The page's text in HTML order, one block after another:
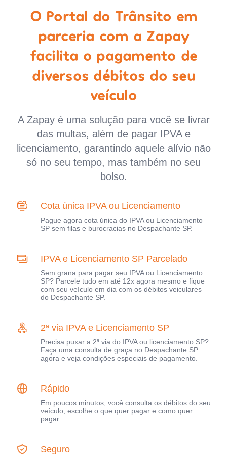
O Portal do Trânsito em
parceria com a Zapay
facilita o pagamento de
diversos débitos do seu
veículo
A Zapay é uma solução para você se livrar
das multas, além de pagar IPVA e
licenciamento, garantindo aquele alívio não
só no seu tempo, mas também no seu
bolso.
Cota única IPVA ou Licenciamento
Pague agora cota única do IPVA ou Licenciamento
SP sem filas e burocracias no Despachante SP.
IPVA e Licenciamento SP Parcelado
Sem grana para pagar seu IPVA ou Licenciamento
SP? Parcele tudo em até 12x agora mesmo e fique
com seu veículo em dia com os débitos veiculares
do Despachante SP.
2ª via IPVA e Licenciamento SP
Precisa puxar a 2ª via do IPVA ou licenciamento SP?
Faça uma consulta de graça no Despachante SP
agora e veja condições especiais de pagamento.
Rápido
Em poucos minutos, você consulta os débitos do seu
veículo, escolhe o que quer pagar e como quer
pagar.
Seguro